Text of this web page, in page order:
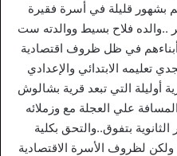
بشهور قليلة في أسرة فقيرة
..والده فلاح بسيط ووالدته ست
أبناءهم في ظل ظروف اقتصادية
الابتدائي والإعدادي
أوليلة التي تبعد قرية بشالوش
المسافة علي العجلة مع وزملائه
بتفوق..والتحق بكلية
ولكن لظروف الأسرة الاقتصادية